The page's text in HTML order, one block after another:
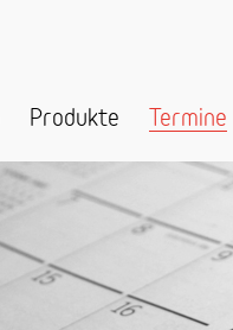
Produkte Termine